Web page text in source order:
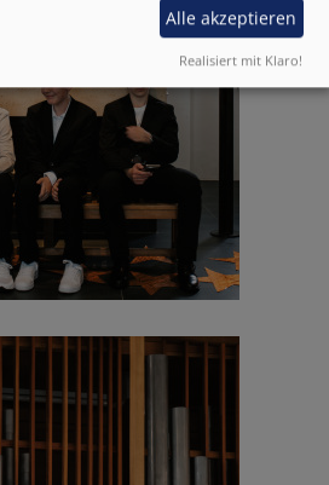
Alle akzeptieren
Realisiert mit Klaro!